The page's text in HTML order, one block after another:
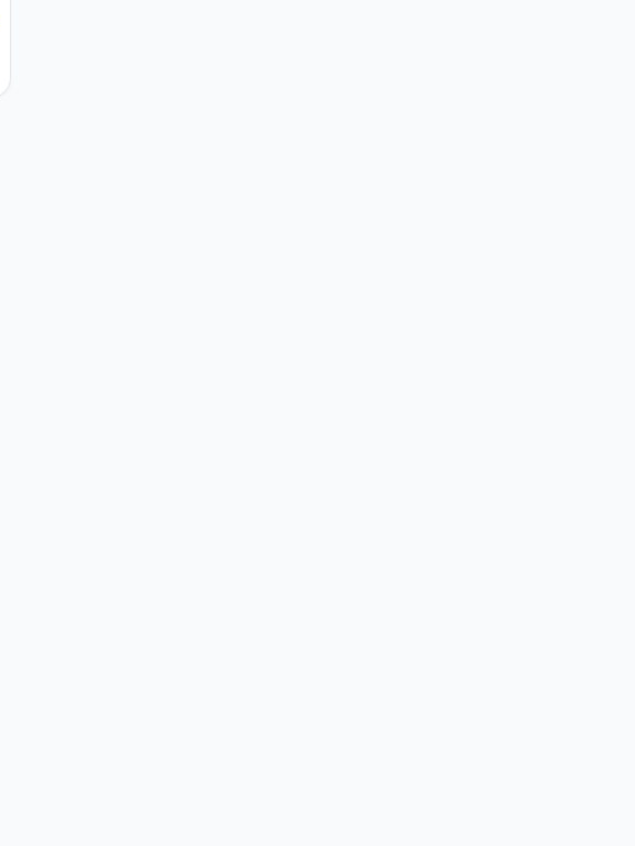
Kırklareli mağazasının bu haftaki güncel broşürleri